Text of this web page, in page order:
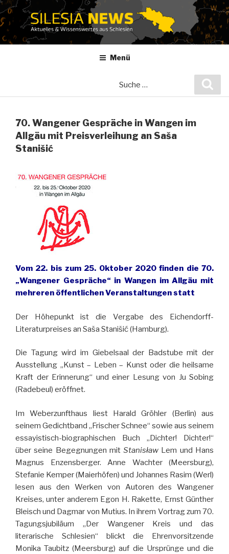
Zum
Inhalt
springen
Menü
70. Wangener Gespräche in Wangen im
Allgäu mit Preisverleihung an Saša
Stanišić
Vom 22. bis zum 25. Oktober 2020 finden die 70.
„Wangener Gespräche“ in Wangen im Allgäu mit
mehreren öffentlichen Veranstaltungen statt
Der Höhepunkt ist die Vergabe des Eichendorff-
Literaturpreises an Saša Stanišić (Hamburg).
Die Tagung wird im Giebelsaal der Badstube mit der
Ausstellung „Kunst – Leben – Kunst oder die heilsame
Kraft der Erinnerung“ und einer Lesung von Ju Sobing
(Radebeul) eröffnet.
Im Weberzunfthaus liest Harald Gröhler (Berlin) aus
seinem Gedichtband „Frischer Schnee“ sowie aus seinem
essayistisch-biographischen Buch „Dichter! Dichter!“
über seine Begegnungen mitStanisław Lem und Hans
Magnus Enzensberger. Anne Wachter (Meersburg),
Stefanie Kemper (Maierhöfen) und Johannes Rasim (Werl)
lesen aus den Werken von Autoren des Wangener
Kreises, unter anderem Egon H. Rakette, Ernst Günther
Bleisch und Dagmar von Mutius. In ihrem Vortrag zum 70.
Tagungsjubiläum „Der Wangener Kreis und das
literarische Schlesien“ blickt die Ehrenvorsitzende
Monika Taubitz (Meersburg) auf die Ursprünge und die